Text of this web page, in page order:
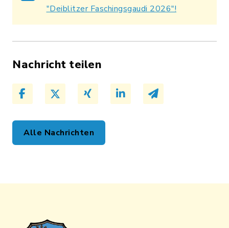
"Deiblitzer Faschingsgaudi 2026"!
Nachricht teilen
Alle Nachrichten